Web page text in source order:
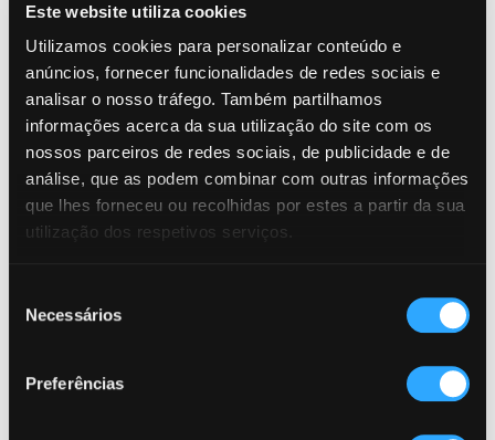
Este website utiliza cookies
Utilizamos cookies para personalizar conteúdo e
anúncios, fornecer funcionalidades de redes sociais e
analisar o nosso tráfego. Também partilhamos
informações acerca da sua utilização do site com os
nossos parceiros de redes sociais, de publicidade e de
análise, que as podem combinar com outras informações
que lhes forneceu ou recolhidas por estes a partir da sua
utilização dos respetivos serviços.
Necessários
Preferências
A Fundação INATEL foi
distinguida com o selo ESG
Engaged 2024!
Aentrega decorreu na sessão “Empresas Turismo
360°: Do compromisso à ação. Da ação ao
reconhecimento”, organizada pelo Turismo de
Portugal, no Grande Auditório da Fundação
Champalimaud, em Lisboa.
INATEL com a sustentabilidade empresarial e o
trabalho desenvolvido no âmbito do reporte ESG
O prémio foi recebido pela administradora, Teresa
Costa, em representação da Fundação INATEL.